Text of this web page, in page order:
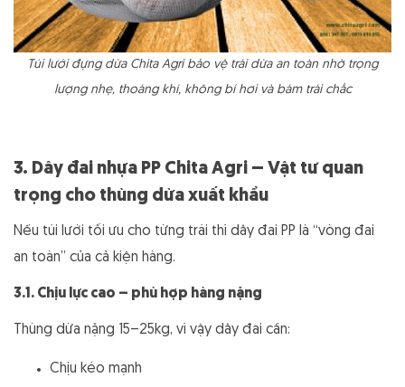
Túi lưới đựng dừa Chita Agri bảo vệ trái dừa an toàn nhờ trọng
lượng nhẹ, thoáng khí, không bí hơi và bám trái chắc
3. Dây đai nhựa PP Chita Agri – Vật tư quan
trọng cho thùng dừa xuất khẩu
Nếu túi lưới tối ưu cho từng trái thì dây đai PP là “vòng đai
an toàn” của cả kiện hàng.
3.1. Chịu lực cao – phù hợp hàng nặng
Thùng dừa nặng 15–25kg, vì vậy dây đai cần:
Chịu kéo mạnh